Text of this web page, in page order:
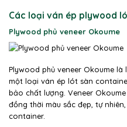
Các loại ván ép plywood
Plywood phủ veneer Okoume
Plywood phủ veneer Okoume
một loại ván ép lót sàn
bảo chất lượng. Veneer
đồng thời màu sắc đẹp, tự
container.